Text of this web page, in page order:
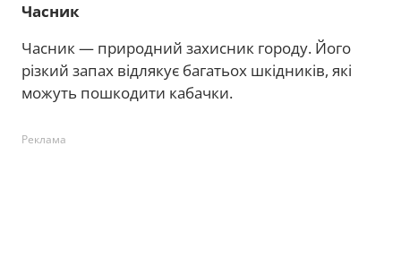
Часник
Часник — природний захисник городу. Його
різкий запах відлякує багатьох шкідників, які
можуть пошкодити кабачки.
Реклама